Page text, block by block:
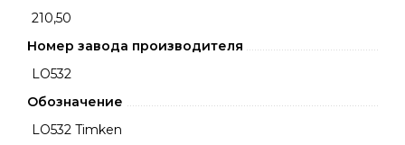
210,50
Номер завода производителя
LO532
Обозначение
LO532 Timken